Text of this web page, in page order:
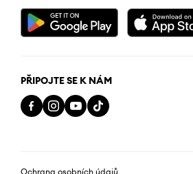
PŘIPOJTE SE K NÁM
Ochrana osobních údajů